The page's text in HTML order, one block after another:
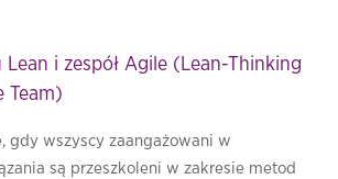
i zespół Agile (Lean-Thinking
Team)
gdy wszyscy zaangażowani w
są przeszkoleni w zakresie metod